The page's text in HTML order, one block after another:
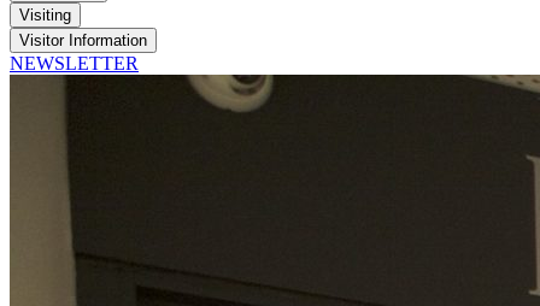
Visiting
Visitor Information
NEWSLETTER